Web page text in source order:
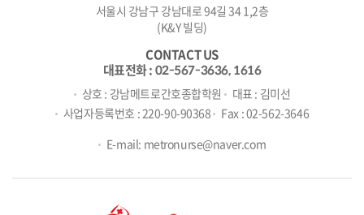
서울시 강남구 강남대로 94길 34 1,2층
(K&Y 빌딩)
CONTACT US
대표전화 : 02-567-3636, 1616
상호 : 강남메트로간호종합학원
대표 : 김미선
사업자등록번호 : 220-90-90368
Fax : 02-562-3646
E-mail: metronurse@naver.com